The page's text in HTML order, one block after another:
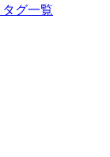
タグ一覧